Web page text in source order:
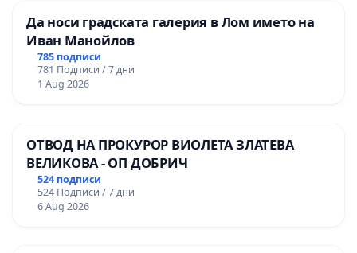
Да носи градската галерия в Лом името на
Иван Манойлов
785 подписи
781 Подписи / 7 дни
1 Aug 2026
ОТВОД НА ПРОКУРОР ВИОЛЕТА ЗЛАТЕВА
ВЕЛИКОВА - ОП ДОБРИЧ
524 подписи
524 Подписи / 7 дни
6 Aug 2026